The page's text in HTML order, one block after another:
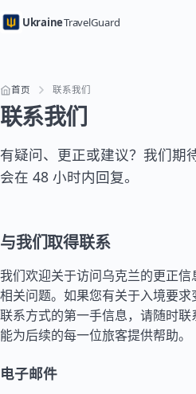
UkraineTravelGuard
首页 联系我们
联系我们
有疑问、更正或建议？我们
会在 48 小时内回复。
与我们取得联系
我们欢迎关于访问乌克兰的更正
相关问题。如果您有关于入境要
联系方式的第一手信息，请随时
能为后续的每一位旅客提供帮助。
电子邮件